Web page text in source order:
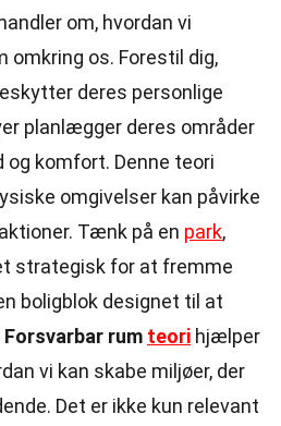
om, hvordan vi
omkring os. Forestil dig,
deres personlige
planlægger deres områder
komfort. Denne teori
omgivelser kan påvirke
Tænk på en park,
strategisk for at fremme
boligblok designet til at
Forsvarbar rum teori hjælper
vi kan skabe miljøer, der
Det er ikke kun relevant